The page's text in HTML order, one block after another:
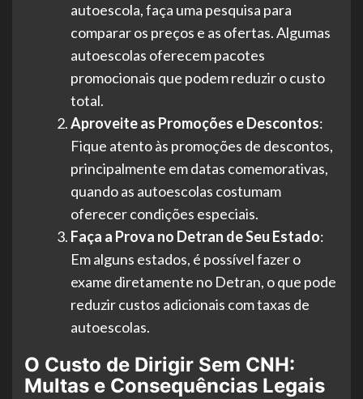
autoescola, faça uma pesquisa para
comparar os preços e as ofertas. Algumas
autoescolas oferecem pacotes
promocionais que podem reduzir o custo
total.
Aproveite as Promoções e Descontos:
Fique atento às promoções de descontos,
principalmente em datas comemorativas,
quando as autoescolas costumam
oferecer condições especiais.
Faça a Prova no Detran de Seu Estado:
Em alguns estados, é possível fazer o
exame diretamente no Detran, o que pode
reduzir custos adicionais com taxas de
autoescolas.
O Custo de Dirigir Sem CNH:
Multas e Consequências Legais